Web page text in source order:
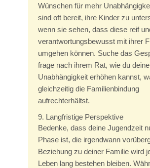
Wünschen für mehr
sind oft bereit, ihre Kinder zu
wenn sie sehen, dass diese reif
verantwortungsbewusst mit ihrer
umgehen können. Suche das
frage nach ihrem Rat, wie du deine
Unabhängigkeit erhöhen kannst,
gleichzeitig die Familienbindung
aufrechterhältst.
9. Langfristige Perspektive
Bedenke, dass deine Jugendzeit
Phase ist, die irgendwann
Beziehung zu deiner Familie wird
Leben lang bestehen bleiben.